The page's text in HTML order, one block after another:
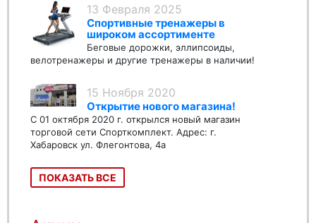
13 Февраля 2025
Спортивные тренажеры в
широком ассортименте
Беговые дорожки, эллипсоиды,
велотренажеры и другие тренажеры в наличии!
15 Ноября 2020
Открытие нового магазина!
С 01 октября 2020 г. открылся новый магазин
торговой сети Спорткомплект. Адрес: г.
Хабаровск ул. Флегонтова, 4а
ПОКАЗАТЬ ВСЕ